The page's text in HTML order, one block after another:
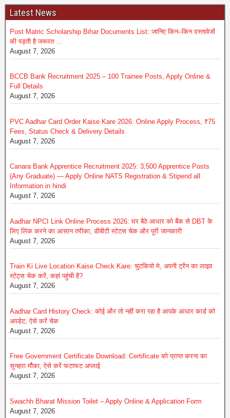
Latest News
Post Matric Scholarship Bihar Documents List: जानिए किन–किन दस्तावेजों
की पड़ती है जरूरत …
August 7, 2026
BCCB Bank Recruitment 2025 – 100 Trainee Posts, Apply Online &
Full Details
August 7, 2026
PVC Aadhar Card Order Kaise Kare 2026: Online Apply Process, ₹75
Fees, Status Check & Delivery Details
August 7, 2026
Canara Bank Apprentice Recruitment 2025: 3,500 Apprentice Posts
(Any Graduate) — Apply Online NATS Registration & Stipend all
Information in hindi
August 7, 2026
Aadhar NPCI Link Online Process 2026: घर बैठे आधार को बैंक से DBT के
लिए लिंक करने का आसान तरीका, डीबीटी स्टेटस चेक और पूरी जानकारी
August 7, 2026
Train Ki Live Location Kaise Check Kare: चुटकियो मे, अपनी ट्रैन का लाइव
स्टेट्स चेक करें, कहां पहुंची है?
August 7, 2026
Aadhar Card History Check: कोई और तो नहीं करा रहा है आपके आधार कार्ड को
अपडेट, ऐसे करें चेक
August 7, 2026
Free Government Certificate Download: Certificate को प्राप्त करना का
सुनहरा मौैका, ऐसे करें फटाफट अप्लाई
August 7, 2026
Swachh Bharat Mission Toilet – Apply Online & Application Form
August 7, 2026